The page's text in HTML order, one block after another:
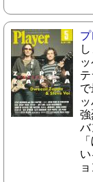
強
バ